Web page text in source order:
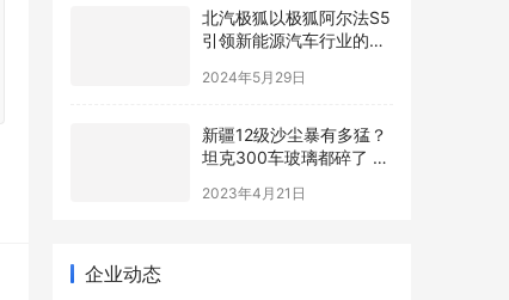
​北汽极狐以极狐阿尔法S5
引领新能源汽车行业的新
2024年5月29日
新疆12级沙尘暴有多猛？
坦克300车玻璃都碎了 有
2023年4月21日
企业动态